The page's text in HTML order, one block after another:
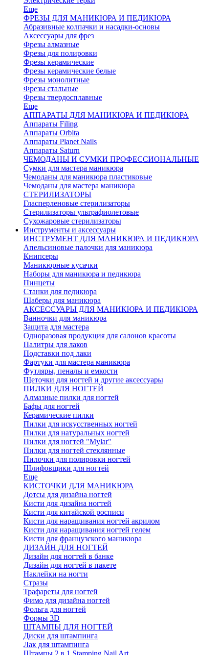
Еще
ФРЕЗЫ ДЛЯ МАНИКЮРА И ПЕДИКЮРА
Абразивные колпачки и насадки-основы
Аксессуары для фрез
Фрезы алмазные
Фрезы для полировки
Фрезы керамические
Фрезы керамические белые
Фрезы монолитные
Фрезы стальные
Фрезы твердосплавные
Еще
АППАРАТЫ ДЛЯ МАНИКЮРА И ПЕДИКЮРА
Аппараты Filing
Аппараты Orbita
Аппараты Planet Nails
Аппараты Saturn
ЧЕМОДАНЫ И СУМКИ ПРОФЕССИОНАЛЬНЫЕ
Сумки для мастера маникюра
Чемоданы для маникюра пластиковые
Чемоданы для мастера маникюра
СТЕРИЛИЗАТОРЫ
Гласперленовые стерилизаторы
Стерилизаторы ультрафиолетовые
Сухожаровые стерилизаторы
Инструменты и аксессуары
ИНСТРУМЕНТ ДЛЯ МАНИКЮРА И ПЕДИКЮРА
Апельсиновые палочки для маникюра
Книпсеры
Маникюрные кусачки
Наборы для маникюра и педикюра
Пинцеты
Станки для педикюра
Шаберы для маникюра
АКСЕССУАРЫ ДЛЯ МАНИКЮРА И ПЕДИКЮРА
Ванночки для маникюра
Защита для мастера
Одноразовая продукция для салонов красоты
Палитры для лаков
Подставки под лаки
Фартуки для мастера маникюра
Футляры, пеналы и емкости
Щеточки для ногтей и другие аксессуары
ПИЛКИ ДЛЯ НОГТЕЙ
Алмазные пилки для ногтей
Бафы для ногтей
Керамические пилки
Пилки для искусственных ногтей
Пилки для натуральных ногтей
Пилки для ногтей "Mylar"
Пилки для ногтей стеклянные
Пилочки для полировки ногтей
Шлифовщики для ногтей
Еще
КИСТОЧКИ ДЛЯ МАНИКЮРА
Дотсы для дизайна ногтей
Кисти для дизайна ногтей
Кисти для китайской росписи
Кисти для наращивания ногтей акрилом
Кисти для наращивания ногтей гелем
Кисти для французского маникюра
ДИЗАЙН ДЛЯ НОГТЕЙ
Дизайн для ногтей в банке
Дизайн для ногтей в пакете
Наклейки на ногти
Стразы
Трафареты для ногтей
Фимо для дизайна ногтей
Фольга для ногтей
Формы 3D
ШТАМПЫ ДЛЯ НОГТЕЙ
Диски для штампинга
Лак для штампинга
Штампы 2 в 1 Stamping Nail Art